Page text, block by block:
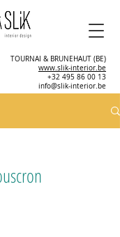
TOURNAI & BRUNEHAUT (BE)
www.slik-interior.be
+32 495 86 00 13
info@slik-interior.be